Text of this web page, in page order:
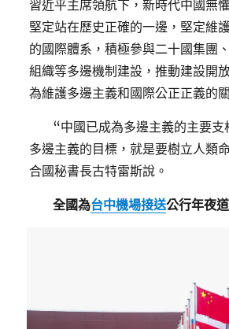
習近平主席領航下，新時代中國無
堅定站在歷史正確的一邊，堅定維
的國際體系，積極參與二十國集團
組織等多邊機制建設，推動建設開
為維護多邊主義和國際公正正義的
“中國已成為多邊主義的主要支
多邊主義的目標，就是要樹立人類
合國秘書長古特雷斯說。
全國為台中機場接送公行年夜道